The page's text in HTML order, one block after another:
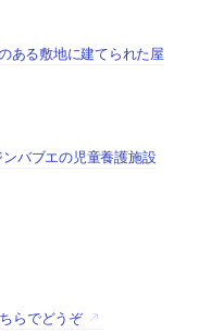
ある敷地に建てられた屋
バブエの児童養護施設
らでどうぞ